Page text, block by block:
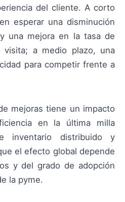
del cliente. A corto
esperar una disminución
una mejora en la tasa de
visita; a medio plazo, una
para competir frente a
mejoras tiene un impacto
en la última milla
inventario distribuido y
el efecto global depende
y del grado de adopción
la pyme.